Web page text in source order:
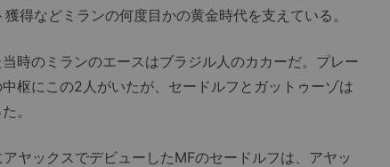
得などミランの何度目かの黄金時代を支えている。
時のミランのエースはブラジル人のカカーだ。プレー
枢にこの2人がいたが、セードルフとガットゥーゾは
。
ヤックスでデビューしたMFのセードルフは、アヤッ